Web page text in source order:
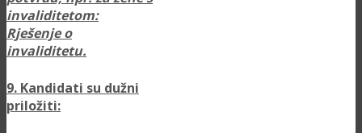
invaliditetom:
Rješenje o
invaliditetu.
9. Kandidati su dužni
priložiti: